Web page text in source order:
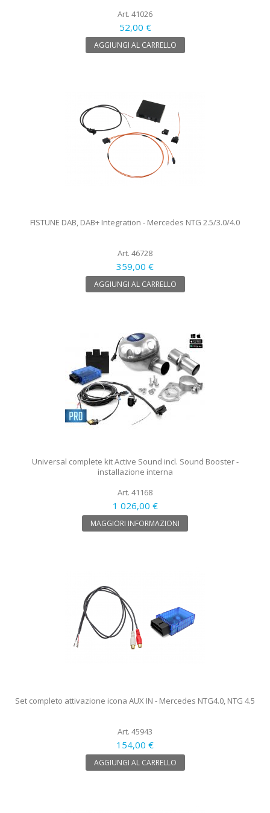
Art. 41026
52,00 €
AGGIUNGI AL CARRELLO
FISTUNE DAB, DAB+ Integration - Mercedes NTG 2.5/3.0/4.0
Art. 46728
359,00 €
AGGIUNGI AL CARRELLO
Universal complete kit Active Sound incl. Sound Booster -
installazione interna
Art. 41168
1 026,00 €
MAGGIORI INFORMAZIONI
Set completo attivazione icona AUX IN - Mercedes NTG4.0, NTG 4.5
Art. 45943
154,00 €
AGGIUNGI AL CARRELLO